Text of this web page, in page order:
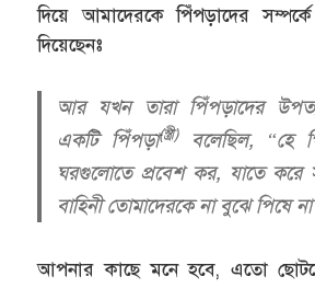
দিয়ে আমাদেরকে পিঁপড়াদের
দিয়েছেনঃ
আর যখন তারা পিঁপড়াদের
একটি পিঁপড়া(স্ত্রী)বলেছিল, “হে
ঘরগুলোতে প্রবেশ কর, যাতে করে
বাহিনী তোমাদেরকে না বুঝে পিষে
আপনার কাছে মনে হবে, এতো